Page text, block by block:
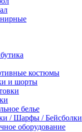
костюмы
и шорты
белье
/ Шарфы / Бейсболки
оборудование